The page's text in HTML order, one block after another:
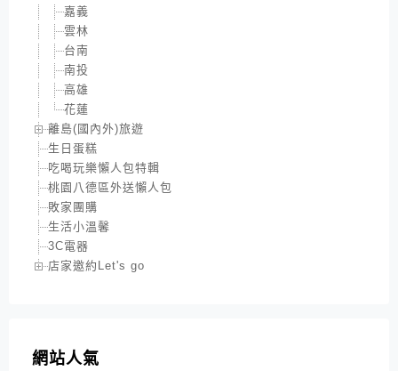
嘉義
雲林
台南
南投
高雄
花蓮
離島(國內外)旅遊
生日蛋糕
吃喝玩樂懶人包特輯
桃園八德區外送懶人包
敗家團購
生活小溫馨
3C電器
店家邀約Let's go
網站人氣